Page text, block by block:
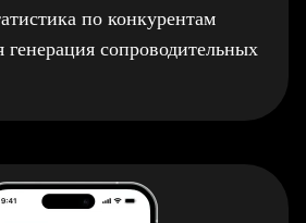
по конкурентам
генерация сопроводительных